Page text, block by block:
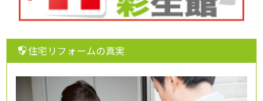
住宅リフォームの真実